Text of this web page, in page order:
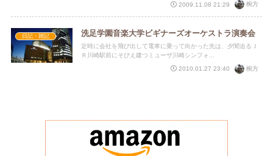
2009.11.08 21:29
椀方
日記・雑記 洗足学園音楽大学ビギナーズオーケストラ演奏会
定時に会社を飛び出して電車に乗って向かった先は、夕闇迫るＪ
Ｒ川崎駅前にそびえ建つミューザ川崎シンフォ...
2010.01.27 23:40
椀方